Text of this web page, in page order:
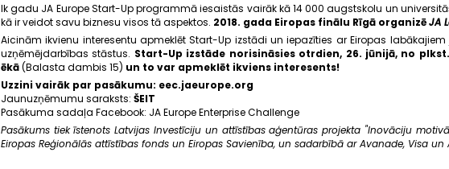
Ik gadu JA Europe Start-Up programmā iesaistās vairāk kā 14 000 augstskolu un
kā ir veidot savu biznesu visos tā aspektos. 2018. gada Eiropas finālu Rīgā organizēJA
Aicinām ikvienu interesentu apmeklēt Start-Up izstādi un iepazīties ar Eiropas
uzņēmējdarbības stāstus. Start-Up izstāde norisināsies otrdien, 26. jūnijā, no
ēkā(Balasta dambis 15) un to var apmeklēt ikviens interesents!
Uzzini vairāk par pasākumu: eec.jaeurope.org
Jaunuzņēmumu saraksts: ŠEIT
Pasākuma sadaļa Facebook: JA Europe Enterprise Challenge
Pasākums tiek īstenots Latvijas Investīciju un attīstības aģentūras projekta "Inovāciju
Eiropas Reģionālās attīstības fonds un Eiropas Savienība, un sadarbībā ar Avanade, Visa un